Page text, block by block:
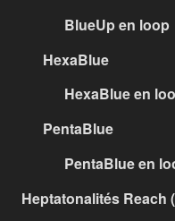
BlueUp en loop
HexaBlue
HexaBlue en
PentaBlue
PentaBlue en
Heptatonalités Reach